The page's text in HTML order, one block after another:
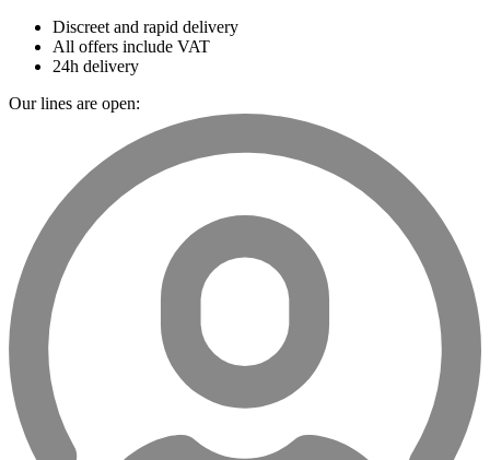
Discreet and rapid delivery
All offers include VAT
24h delivery
Our lines are open: